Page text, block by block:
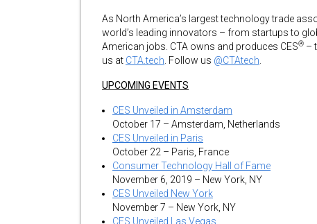
As North America’s largest technology trade
world’s leading innovators – from startups to
American jobs. CTA owns and produces CES® –
us at CTA.tech . Follow us @CTAtech
UPCOMING EVENTS
CES Unveiled in Amsterdam
October 17 – Amsterdam, Netherlands
CES Unveiled in Paris
October 22 – Paris, France
Consumer Technology Hall of Fame
November 6, 2019 – New York, NY
CES Unveiled New York
November 7 – New York, NY
CES Unveiled Las Vegas